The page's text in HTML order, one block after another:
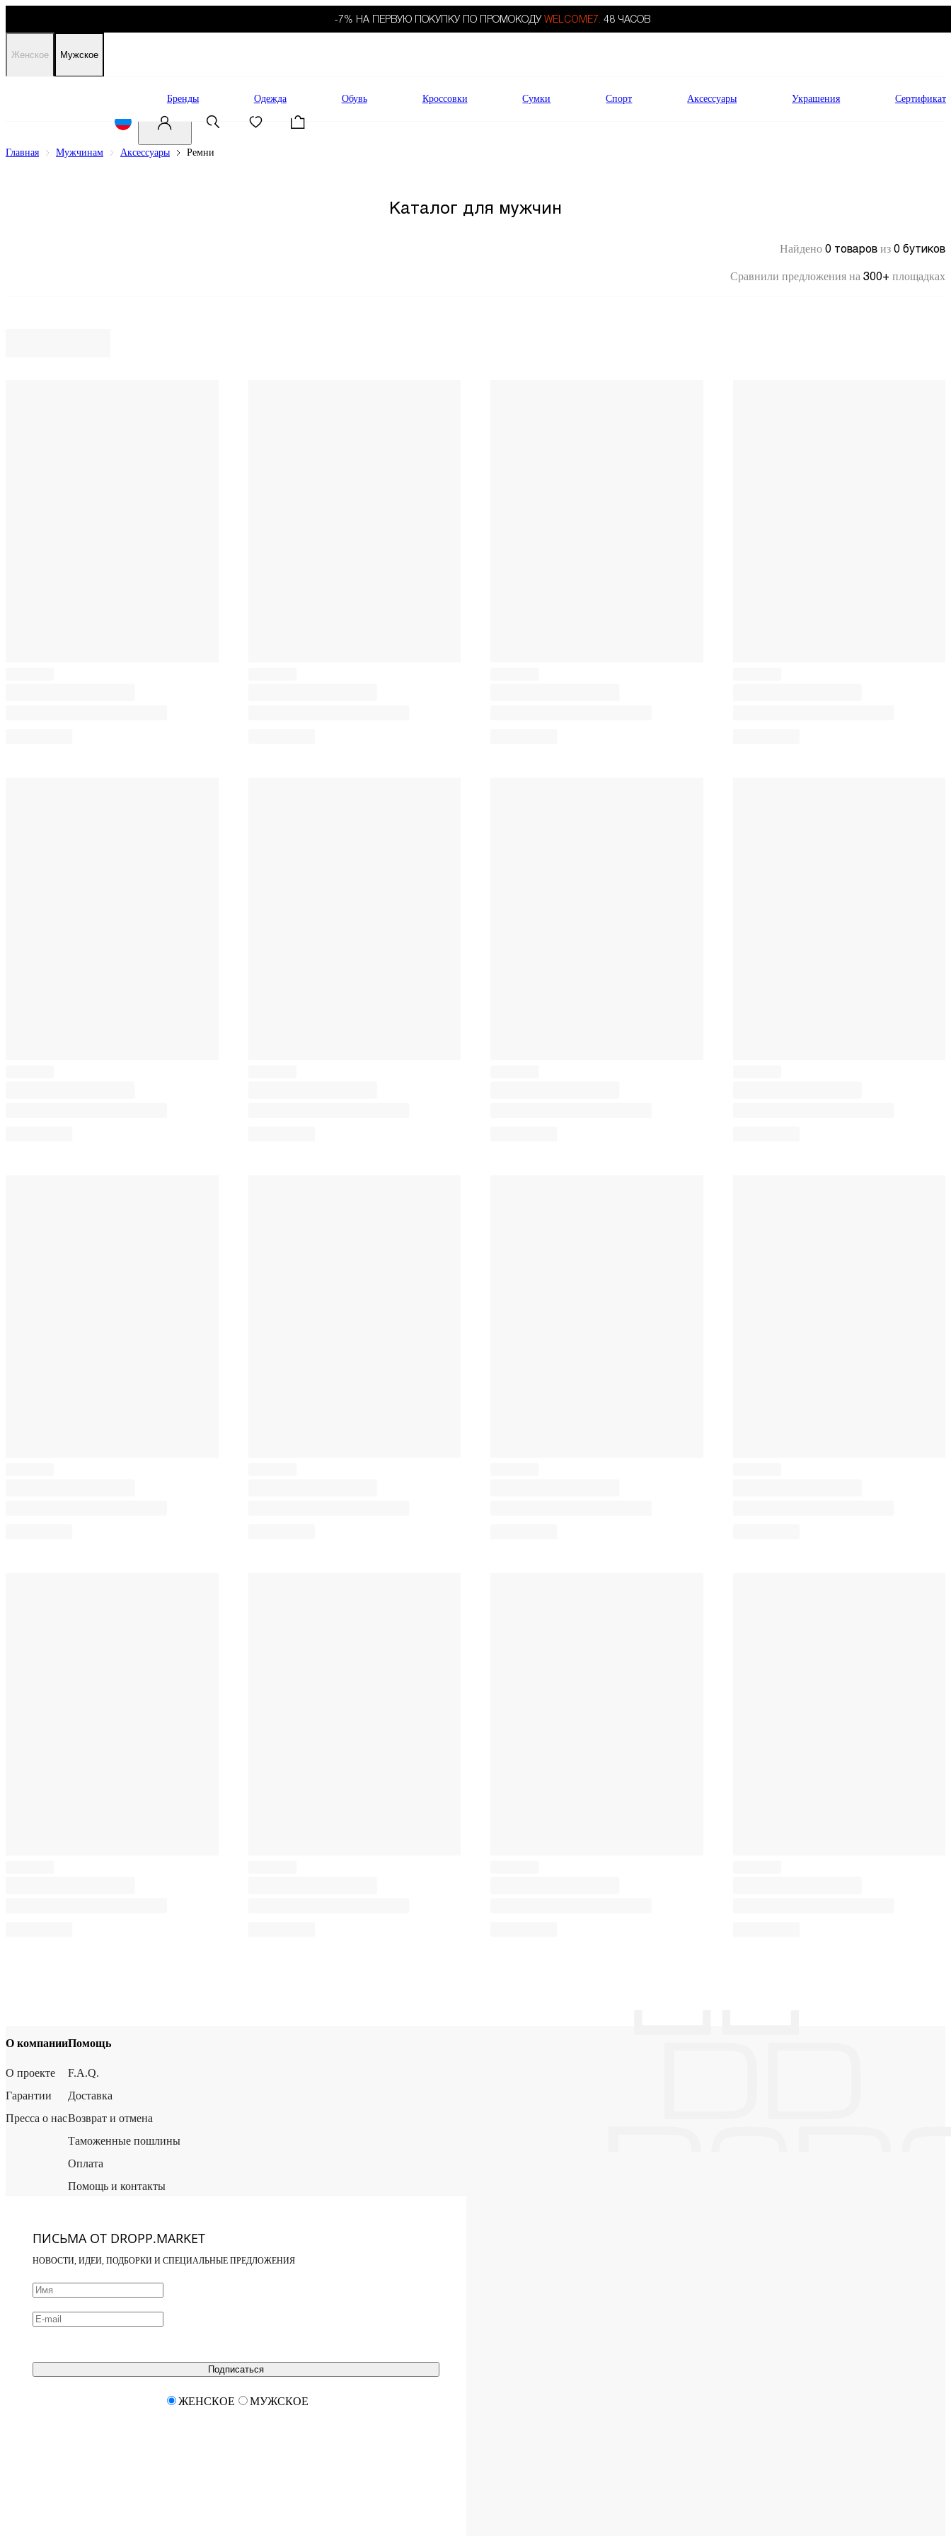
-7% НА ПЕРВУЮ ПОКУПКУ ПО ПРОМОКОДУ WELCOME7. 48 ЧАСОВ
Женское Мужское
Бренды Одежда Обувь Кроссовки Сумки Спорт Аксессуары Украшения Сертификат
Главная Мужчинам Аксессуары Ремни
Каталог для мужчин
Найдено 0 товаров из 0 бутиков
Сравнили предложения на 300+ площадках
О компании
О проекте
Гарантии
Пресса о нас
Помощь
F.A.Q.
Доставка
Возврат и отмена
Таможенные пошлины
Оплата
Помощь и контакты
ПИСЬМА ОТ DROPP.MARKET
НОВОСТИ, ИДЕИ, ПОДБОРКИ И СПЕЦИАЛЬНЫЕ ПРЕДЛОЖЕНИЯ
Подписаться
ЖЕНСКОЕ МУЖСКОЕ